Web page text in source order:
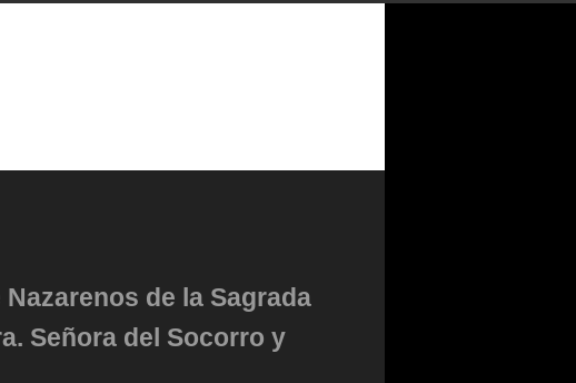
de la Sagrada
Señora del Socorro y